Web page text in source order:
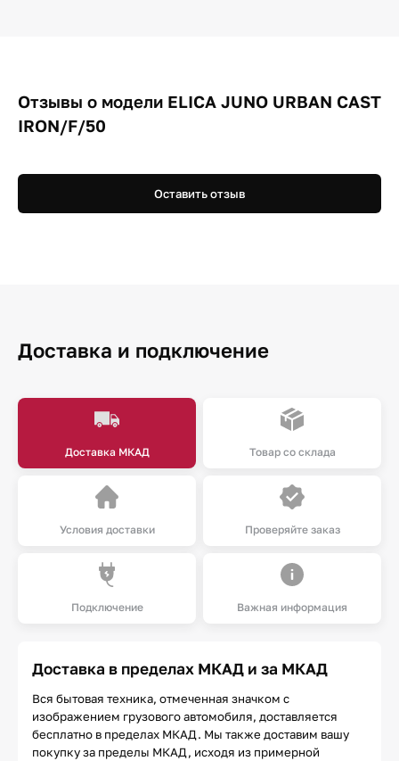
Отзывы о модели ELICA JUNO URBAN CAST
IRON/F/50
Оставить отзыв
Доставка и подключение
Доставка МКАД Товар со склада
Условия доставки Проверяйте заказ
Подключение Важная информация
Доставка в пределах МКАД и за МКАД
Вся бытовая техника, отмеченная значком с
изображением грузового автомобиля, доставляется
бесплатно в пределах МКАД. Мы также доставим вашу
покупку за пределы МКАД, исходя из примерной